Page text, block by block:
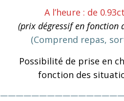
A l’heure : de
(prix dégressif en
(Comprend repas,
Possibilité de prise en
fonction des